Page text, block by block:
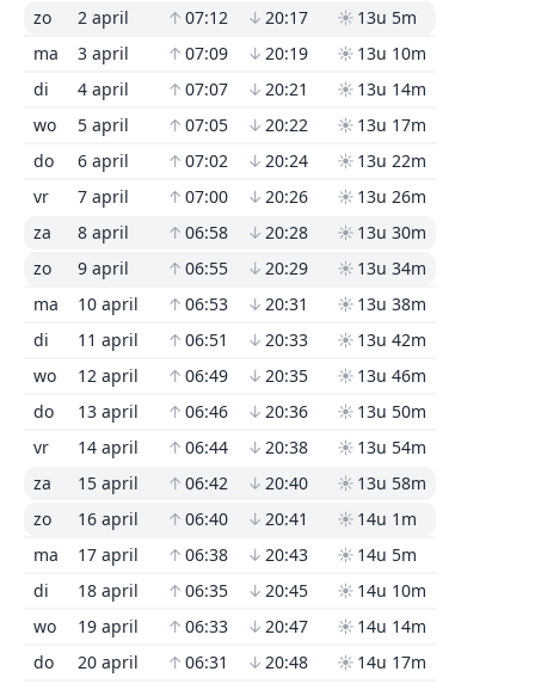
zo
2 april ↑ 07:12 ↓ 20:17 ☀ 13u 5m
ma
3 april ↑ 07:09 ↓ 20:19 ☀ 13u 10m
di
4 april ↑ 07:07 ↓ 20:21 ☀ 13u 14m
wo
5 april ↑ 07:05 ↓ 20:22 ☀ 13u 17m
do
6 april ↑ 07:02 ↓ 20:24 ☀ 13u 22m
vr
7 april ↑ 07:00 ↓ 20:26 ☀ 13u 26m
za
8 april ↑ 06:58 ↓ 20:28 ☀ 13u 30m
zo
9 april ↑ 06:55 ↓ 20:29 ☀ 13u 34m
ma
10 april ↑ 06:53 ↓ 20:31 ☀ 13u 38m
di
11 april ↑ 06:51 ↓ 20:33 ☀ 13u 42m
wo
12 april ↑ 06:49 ↓ 20:35 ☀ 13u 46m
do
13 april ↑ 06:46 ↓ 20:36 ☀ 13u 50m
vr
14 april ↑ 06:44 ↓ 20:38 ☀ 13u 54m
za
15 april ↑ 06:42 ↓ 20:40 ☀ 13u 58m
zo
16 april ↑ 06:40 ↓ 20:41 ☀ 14u 1m
ma
17 april ↑ 06:38 ↓ 20:43 ☀ 14u 5m
di
18 april ↑ 06:35 ↓ 20:45 ☀ 14u 10m
wo
19 april ↑ 06:33 ↓ 20:47 ☀ 14u 14m
do
20 april ↑ 06:31 ↓ 20:48 ☀ 14u 17m